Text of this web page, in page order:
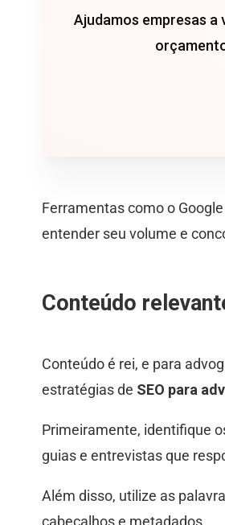
Ajudamos empresas a
Ferramentas como o
entender seu volume e
Conteúdo
Conteúdo é rei, e para
estratégias de SEO para
Primeiramente, identifique
guias e entrevistas que
Além disso, utilize as
cabeçalhos e metadados.